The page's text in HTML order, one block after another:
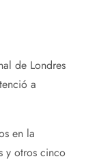
de Londres
a
en la
y otros cinco